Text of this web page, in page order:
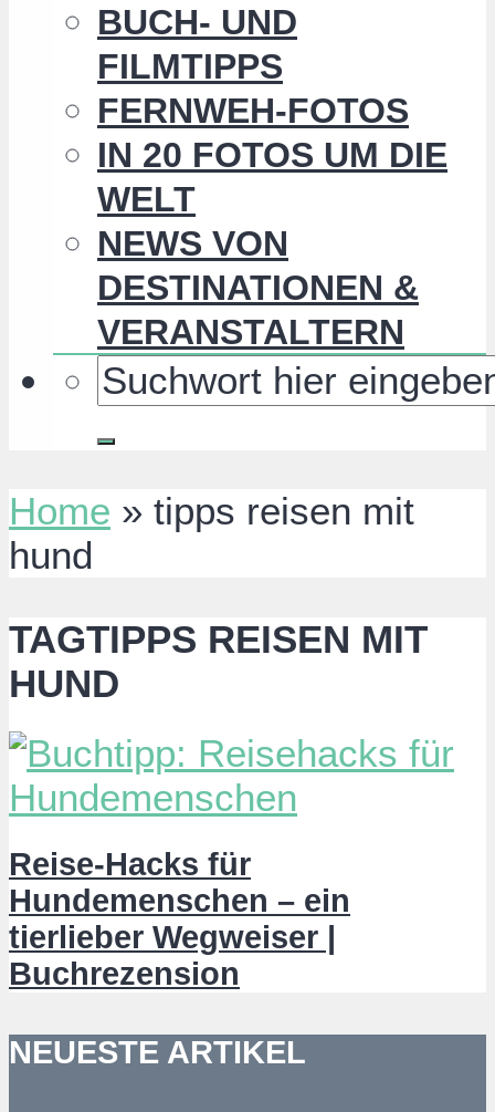
BUCH- UND
FILMTIPPS
FERNWEH-FOTOS
IN 20 FOTOS UM DIE
WELT
NEWS VON
DESTINATIONEN &
VERANSTALTERN
Home » tipps reisen mit
hund
TAGTIPPS REISEN MIT
HUND
Reise-Hacks für
Hundemenschen – ein
tierlieber Wegweiser |
Buchrezension
NEUESTE ARTIKEL